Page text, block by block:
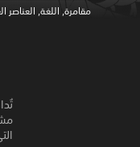
مقامرة, اللغة, العناصر